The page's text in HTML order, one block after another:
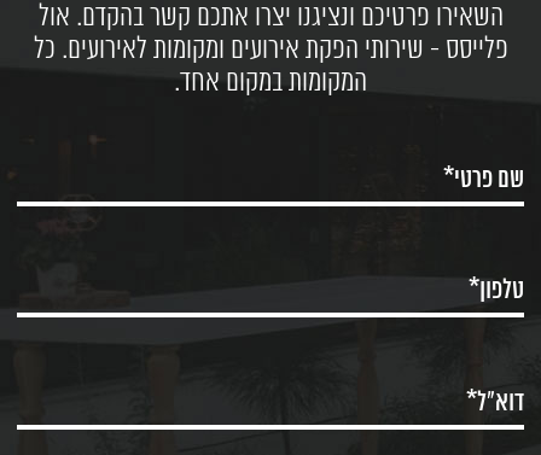
השאירו פרטיכם ונציגנו יצרו אתכם קשר בהקדם. אול
פלייסס - שירותי הפקת אירועים ומקומות לאירועים. כל
המקומות במקום אחד.